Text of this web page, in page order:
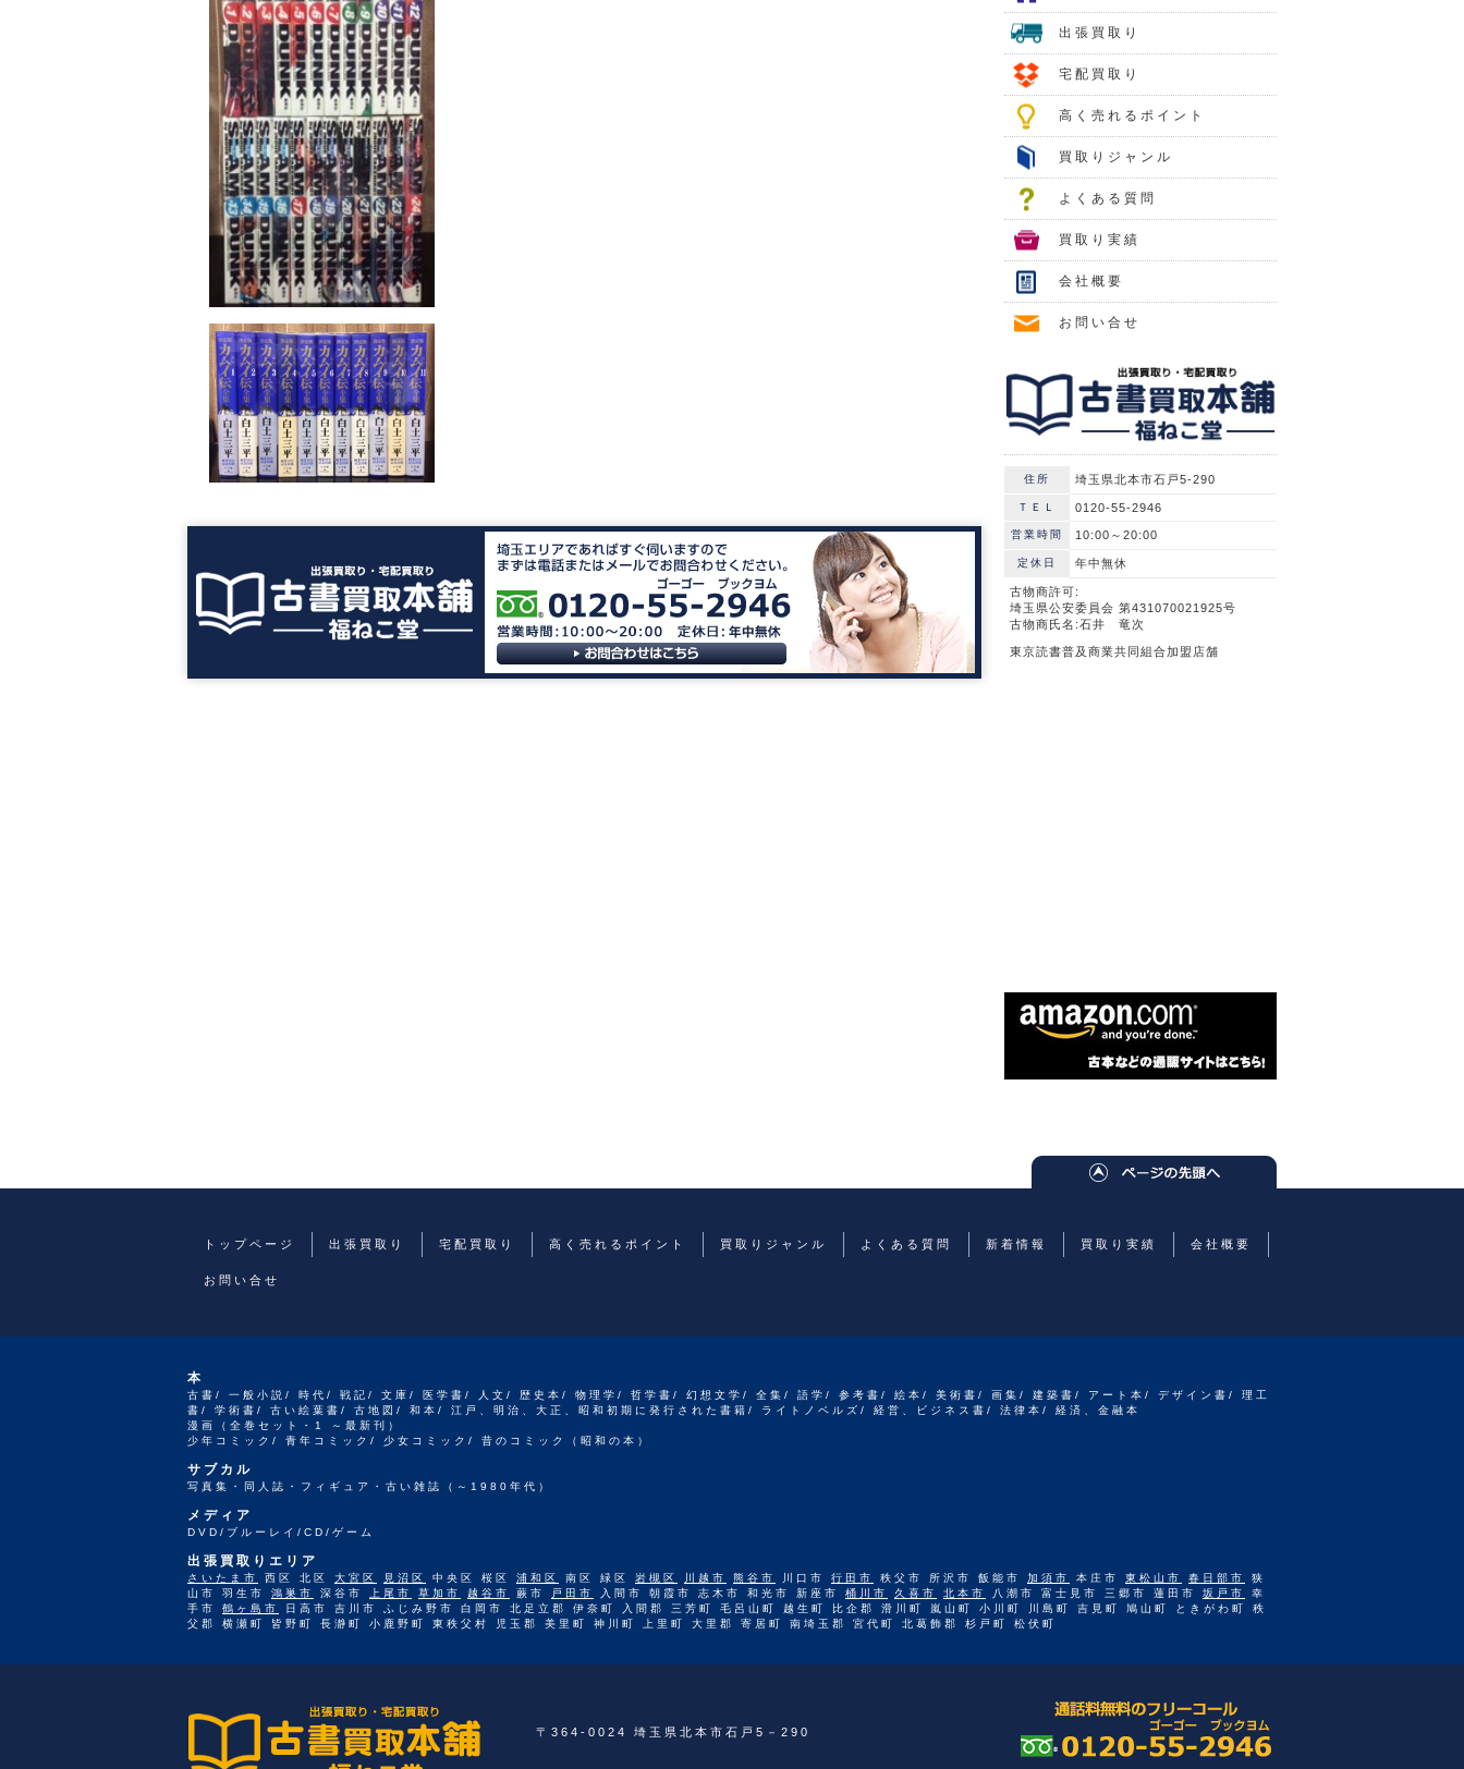
出張買取り
宅配買取り
高く売れるポイント
買取りジャンル
よくある質問
買取り実績
会社概要
お問い合せ
住所 埼玉県北本市石戸5-290
ＴＥＬ 0120-55-2946
営業時間 10:00～20:00
定休日 年中無休
古物商許可:
埼玉県公安委員会 第431070021925号
古物商氏名:石井 竜次
東京読書普及商業共同組合加盟店舗
トップページ 出張買取り 宅配買取り 高く売れるポイント 買取りジャンル よくある質問 新着情報 買取り実績 会社概要
お問い合せ
本
古書/ 一般小説/ 時代/ 戦記/ 文庫/ 医学書/ 人文/ 歴史本/ 物理学/ 哲学書/ 幻想文学/ 全集/ 語学/ 参考書/ 絵本/ 美術書/ 画集/ 建築書/ アート本/ デザイン書/ 理工
書/ 学術書/ 古い絵葉書/ 古地図/ 和本/ 江戸、明治、大正、昭和初期に発行された書籍/ ライトノベルズ/ 経営、ビジネス書/ 法律本/ 経済、金融本
漫画（全巻セット・1 ～最新刊）
少年コミック/ 青年コミック/ 少女コミック/ 昔のコミック（昭和の本）
サブカル
写真集・同人誌・フィギュア・古い雑誌（～1980年代）
メディア
DVD/ブルーレイ/CD/ゲーム
出張買取りエリア
さいたま市 西区 北区 大宮区 見沼区 中央区 桜区 浦和区 南区 緑区 岩槻区 川越市 熊谷市 川口市 行田市 秩父市 所沢市 飯能市 加須市 本庄市 東松山市 春日部市
狭
山市 羽生市 鴻巣市 深谷市 上尾市 草加市 越谷市 蕨市 戸田市 入間市 朝霞市 志木市 和光市 新座市 桶川市 久喜市 北本市 八潮市 富士見市 三郷市 蓮田市 坂戸市
幸
手市 鶴ヶ島市
日高市 吉川市 ふじみ野市 白岡市 北足立郡 伊奈町 入間郡 三芳町 毛呂山町 越生町 比企郡 滑川町 嵐山町 小川町 川島町 吉見町 鳩山町 ときがわ町 秩
父郡 横瀬町 皆野町 長瀞町 小鹿野町 東秩父村 児玉郡 美里町 神川町 上里町 大里郡 寄居町 南埼玉郡 宮代町 北葛飾郡 杉戸町 松伏町
〒364-0024 埼玉県北本市石戸5－290